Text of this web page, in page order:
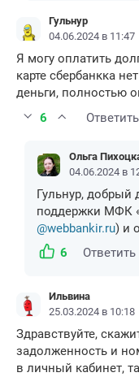
Гульнур
04.06.2024 в 11:47
Я могу оплатить
карте сбербанкка
деньги, полностью
6
Ответить
Ольга
04.06.2024 в
Гульнур, добрый
поддержки МФК
@webbankir.ru) и
6
Ответить
Ильвина
25.03.2024 в 10:18
Здравствуйте,
задолженность и
в личный кабинет,